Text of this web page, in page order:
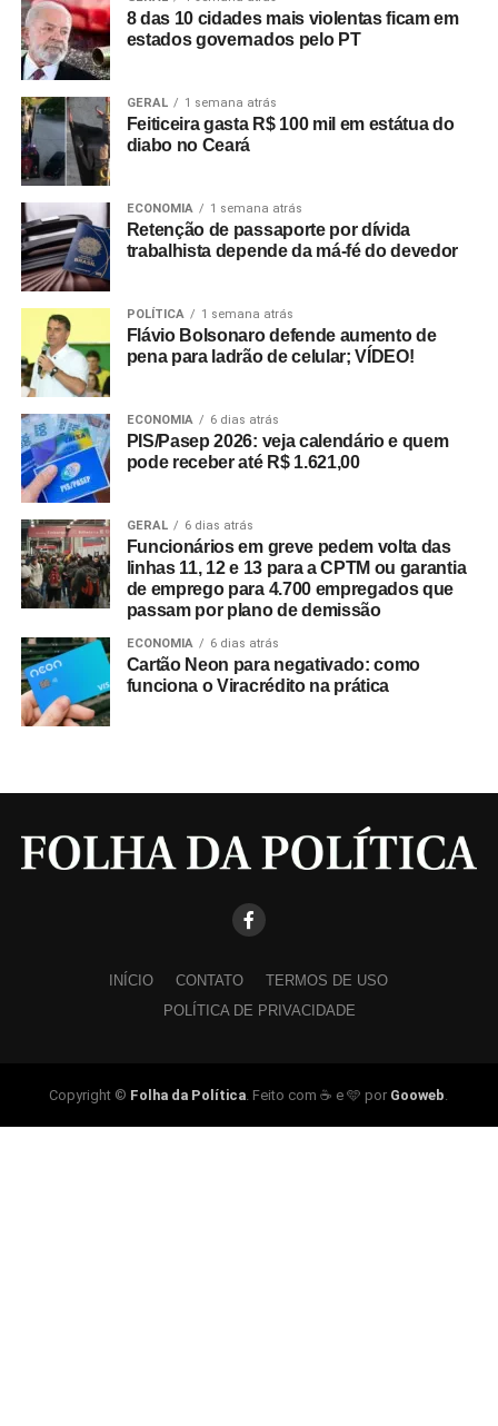
8 das 10 cidades mais violentas ficam em
estados governados pelo PT
GERAL 1 semana atrás
Feiticeira gasta R$ 100 mil em estátua do
diabo no Ceará
ECONOMIA 1 semana atrás
Retenção de passaporte por dívida
trabalhista depende da má-fé do devedor
POLÍTICA 1 semana atrás
Flávio Bolsonaro defende aumento de
pena para ladrão de celular; VÍDEO!
ECONOMIA 6 dias atrás
PIS/Pasep 2026: veja calendário e quem
pode receber até R$ 1.621,00
GERAL 6 dias atrás
Funcionários em greve pedem volta das
linhas 11, 12 e 13 para a CPTM ou garantia
de emprego para 4.700 empregados que
passam por plano de demissão
ECONOMIA 6 dias atrás
Cartão Neon para negativado: como
funciona o Viracrédito na prática
INÍCIO CONTATO
TERMOS DE USO
POLÍTICA DE PRIVACIDADE
Copyright © Folha da Política . Feito com ☕ e 🩵 por Gooweb